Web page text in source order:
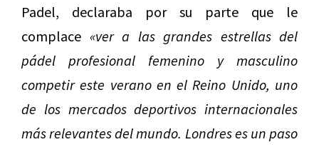
Padel, declaraba por su parte que le
complace «ver a las grandes estrellas del
pádel profesional femenino y masculino
competir este verano en el Reino Unido, uno
de los mercados deportivos internacionales
más relevantes del mundo. Londres es un paso